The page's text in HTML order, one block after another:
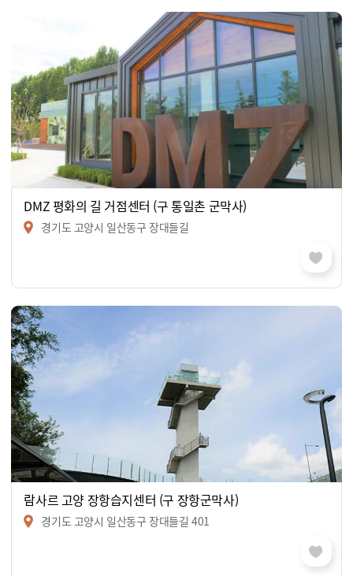
DMZ 평화의 길 거점센터 (구 통일촌 군막사)
경기도 고양시 일산동구 장대들길
람사르 고양 장항습지센터 (구 장항군막사)
경기도 고양시 일산동구 장대들길 401